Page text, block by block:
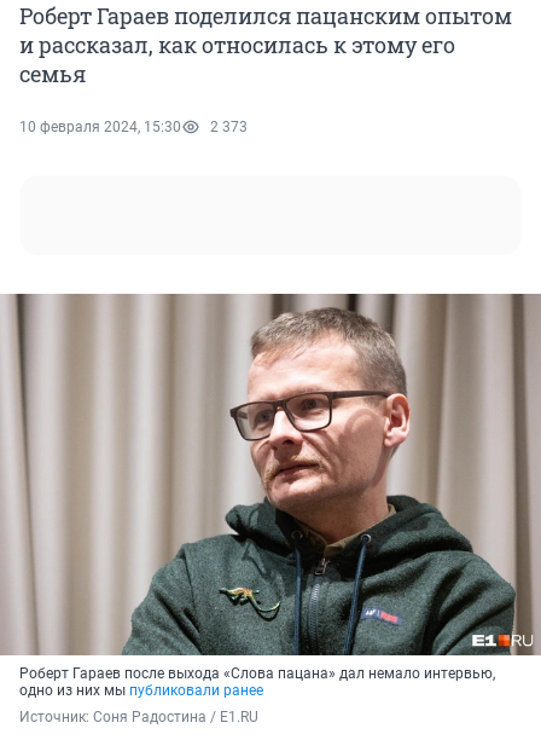
Роберт Гараев поделился пацанским опытом
и рассказал, как относилась к этому его
семья
10 февраля 2024, 15:30 2 373
Роберт Гараев после выхода «Слова пацана» дал немало интервью,
одно из них мы публиковали ранее
Источник: Соня Радостина / E1.RU